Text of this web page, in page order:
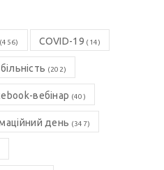
(456) COVID-19 (14)
(202)
вебінар (40)
день (347)